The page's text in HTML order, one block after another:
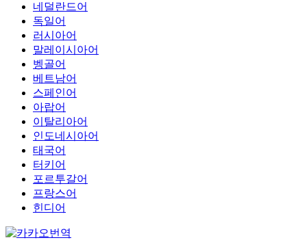
네덜란드어
독일어
러시아어
말레이시아어
벵골어
베트남어
스페인어
아랍어
이탈리아어
인도네시아어
태국어
터키어
포르투갈어
프랑스어
힌디어